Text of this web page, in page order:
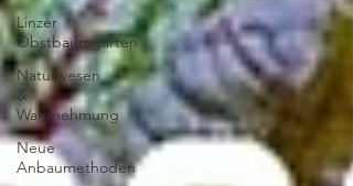
Linzer
Obstbaumgärten
Naturwesen
&
Wahrnehmung
Neue
Anbaumethoden